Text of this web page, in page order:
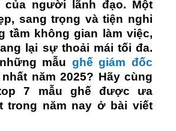
của người lãnh đạo. Một
sang trọng và tiện nghi
tầm không gian làm việc,
lại sự thoải mái tối đa.
mẫu ghế giám đốc
năm 2025? Hãy cùng
7 mẫu ghế được ưa
trong năm nay ở bài viết